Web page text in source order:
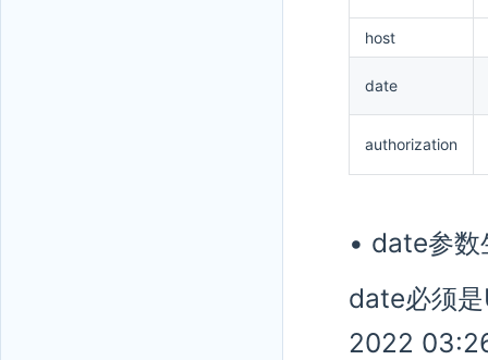
host
date
authorization
• date参数
date必须
2022